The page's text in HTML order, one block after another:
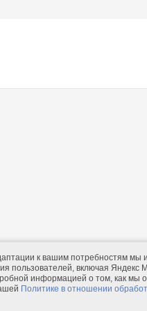
©
к вашим потребностям мы
пользователей, включая Яндекс
информацией о том, как мы
Политике в отношении